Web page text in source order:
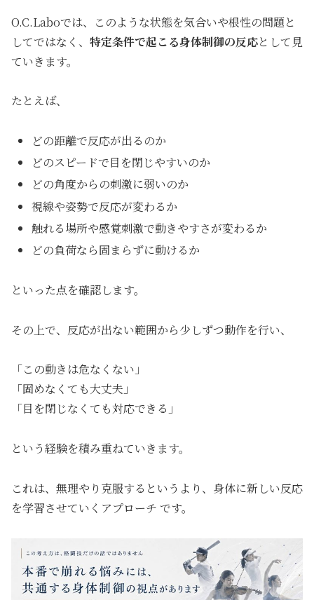
O.C.Laboでは、このような状態を気合いや根性の問題と
してではなく、 特定条件で起こる身体制御の反応として見
ていきます。
たとえば、
どの距離で反応が出るのか
どのスピードで目を閉じやすいのか
どの角度からの刺激に弱いのか
視線や姿勢で反応が変わるか
触れる場所や感覚刺激で動きやすさが変わるか
どの負荷なら固まらずに動けるか
といった点を確認します。
その上で、反応が出ない範囲から少しずつ動作を行い、
「この動きは危なくない」
「固めなくても大丈夫」
「目を閉じなくても対応できる」
という経験を積み重ねていきます。
これは、無理やり克服するというより、身体に新しい反応
を学習させていくアプローチ です。